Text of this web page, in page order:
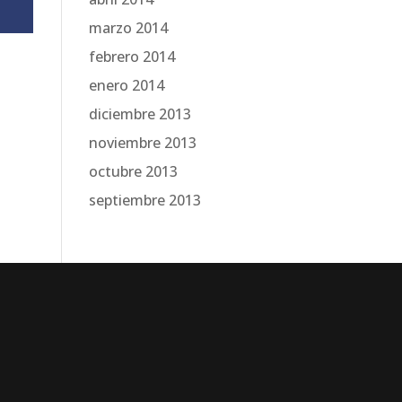
marzo 2014
febrero 2014
enero 2014
diciembre 2013
noviembre 2013
octubre 2013
septiembre 2013